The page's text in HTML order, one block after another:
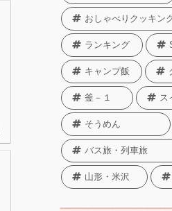
おしゃべりクッキン
ランキング
キャンプ飯
釜－１ ス
そうめん
バス旅・列車旅
山形・米沢